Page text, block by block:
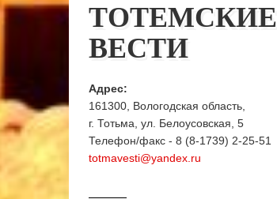
ТОТЕМСКИЕ
ВЕСТИ
Адрес:
161300, Вологодская область,
г. Тотьма, ул. Белоусовская, 5
Телефон/факс - 8 (8-1739) 2-25-51
totmavesti@yandex.ru